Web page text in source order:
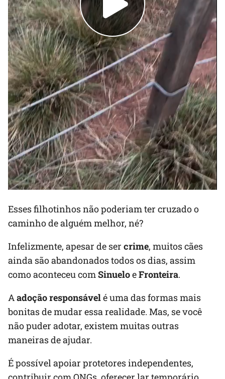
Esses filhotinhos não poderiam ter cruzado o
caminho de alguém melhor, né?
Infelizmente, apesar de ser crime, muitos cães
ainda são abandonados todos os dias, assim
como aconteceu comSinueloeFronteira.
Aadoção responsávelé uma das formas mais
bonitas de mudar essa realidade. Mas, se você
não puder adotar, existem muitas outras
maneiras de ajudar.
É possível apoiar protetores independentes,